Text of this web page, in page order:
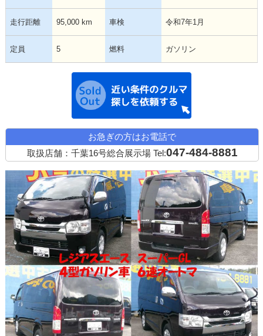
走行距離 95,000 km 車検 令和7年1月
定員 5 燃料 ガソリン
お急ぎの方はお電話で
取扱店舗：千葉16号総合展示場 Tel:047-484-8881